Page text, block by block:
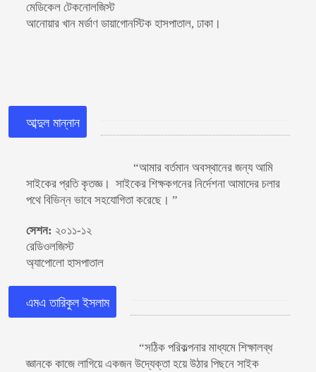
মেডিকেল টেকনোলজিস্ট
আনোয়ার খান মর্ডাণ ডায়াগোনস্টিক হাসপাতাল, ঢাকা।
আব্দুল মান্নান
“আমার বর্তমান অবস্থানের জন্য আমি
সাইকের প্রতি কৃতজ্ঞ। সাইকের শিক্ষকগনের নির্দেশনা আমাদের চলার
পথে বিভিন্ন ভাবে সহযোগিতা করেছে। ”
সেশন: ২০১১-১২
রেডিওলজিস্ট
অ্যাপোলো হাসপাতাল
এমএ তারিকুল ইসলাম
“সঠিক পরিকল্পনার মাধ্যমে শিক্ষালব্ধ
জ্ঞানকে কাজে লাগিয়ে একজন উদ্যেক্তা হয়ে উঠার পিছনে সাইক